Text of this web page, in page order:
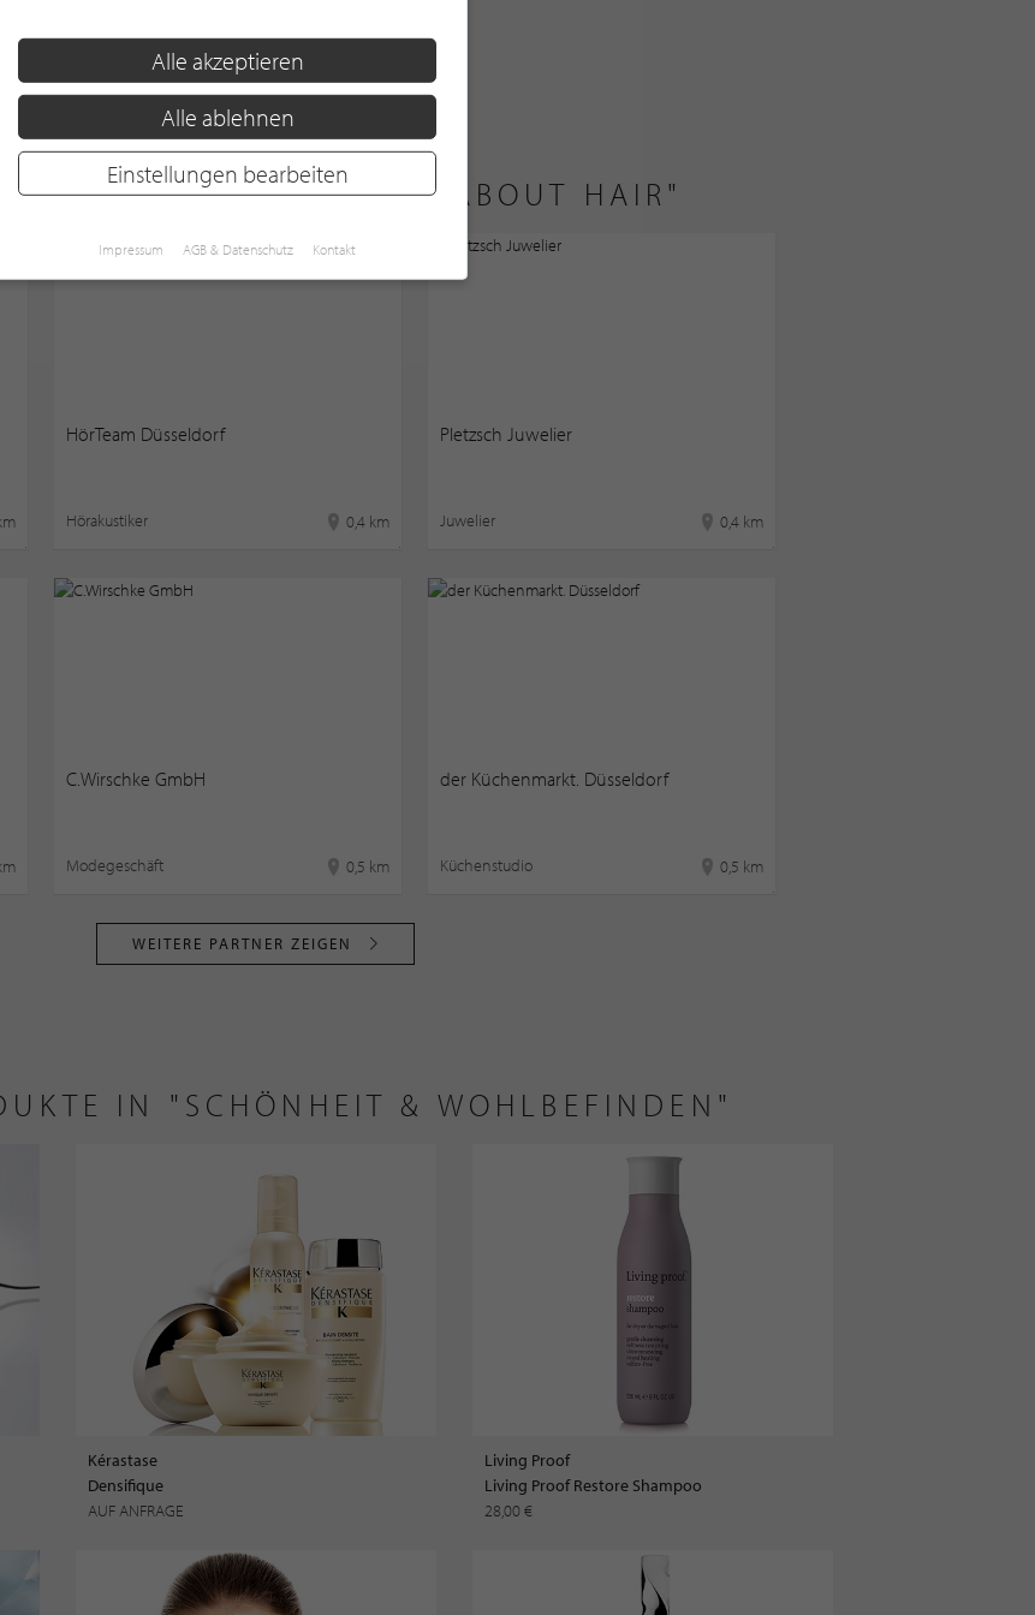
WEITERE PARTNER ZEIGEN
IN DER NÄHE VON "ABOUT HAIR"
HörTeam Düsseldorf
Hörakustiker 0,4 km
Pletzsch Juwelier
Juwelier 0,4 km
C.Wirschke GmbH
Modegeschäft 0,5 km
der Küchenmarkt. Düsseldorf
Küchenstudio 0,5 km
WEITERE PARTNER ZEIGEN
IN "SCHÖNHEIT & WOHLBEFINDEN"
Kérastase
Densifique
AUF ANFRAGE
Living Proof
Living Proof Restore Shampoo
28,00 €
Alle akzeptieren
Alle ablehnen
Einstellungen bearbeiten
Impressum AGB & Datenschutz Kontakt